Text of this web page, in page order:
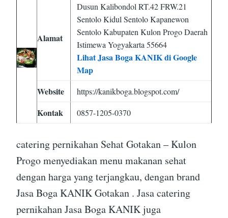
Alamat
Dusun Kalibondol RT.42 FRW.21
Sentolo Kidul Sentolo Kapanewon
Sentolo Kabupaten Kulon Progo Daerah
Istimewa Yogyakarta 55664
Lihat Jasa Boga KANIK di Google
Map
Website
https://kanikboga.blogspot.com/
Kontak 0857-1205-0370
catering pernikahan Sehat Gotakan – Kulon
Progo menyediakan menu makanan sehat
dengan harga yang terjangkau, dengan brand
Jasa Boga KANIK Gotakan . Jasa catering
pernikahan Jasa Boga KANIK juga